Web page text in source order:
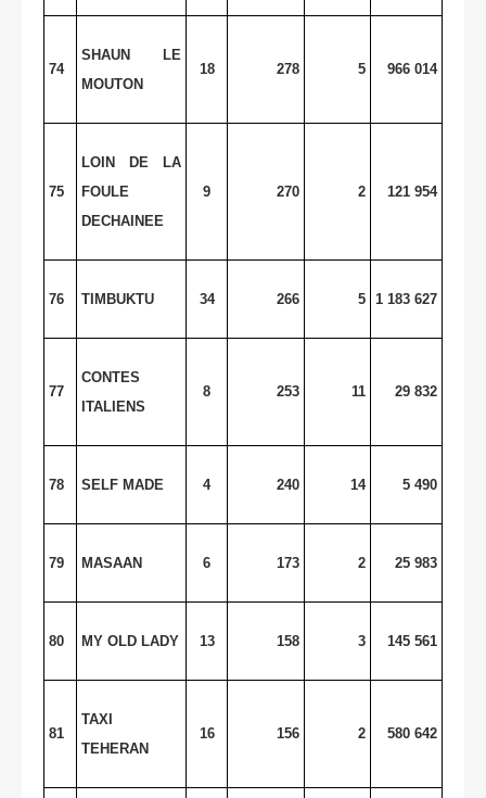
74
SHAUN LE
MOUTON
18 278 5 966 014
75
LOIN DE LA
FOULE
DECHAINEE
9 270 2 121 954
76 TIMBUKTU 34 266 5 1 183 627
77
CONTES
ITALIENS
8 253 11 29 832
78 SELF MADE 4 240 14 5 490
79 MASAAN 6 173 2 25 983
80 MY OLD LADY 13 158 3 145 561
81
TAXI
TEHERAN
16 156 2 580 642